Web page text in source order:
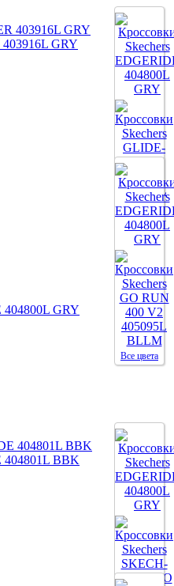
Все цвета
GRY
Все цвета
404800L GRY
404801L BBK